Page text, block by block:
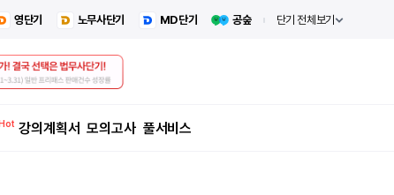
영단기 노무사단기 MD단기 공숲 단기 전체보기
강의계획서 모의고사 풀서비스